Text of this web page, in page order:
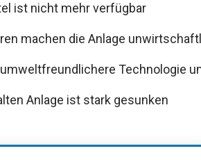
ist nicht mehr verfügbar
machen die Anlage
Technologie
Anlage ist stark gesunken